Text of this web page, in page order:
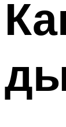
КРЫША
Меню